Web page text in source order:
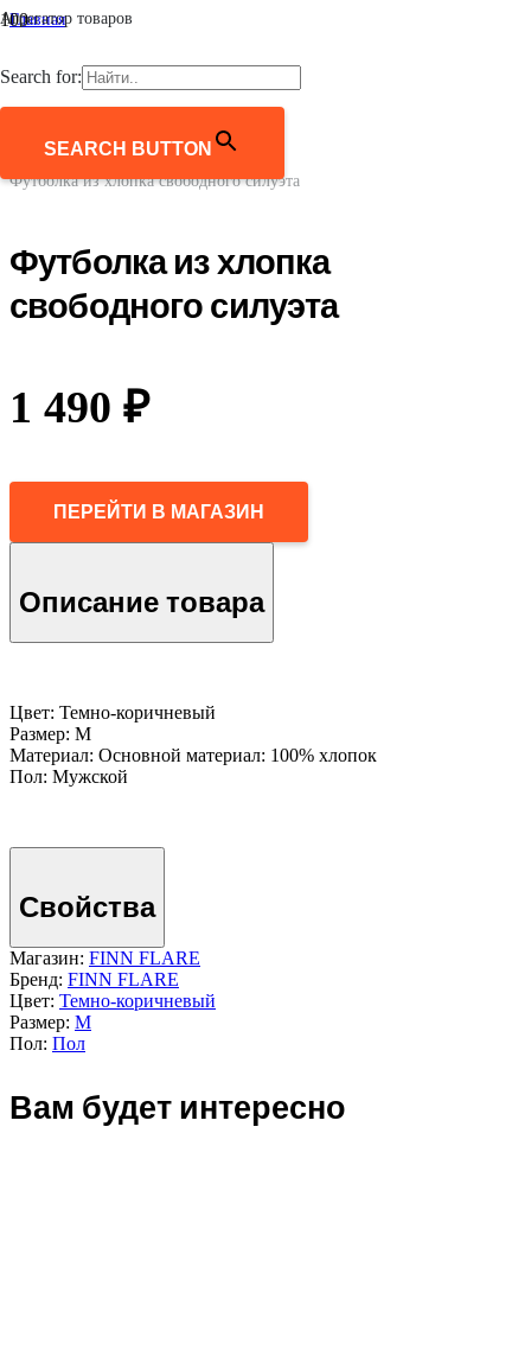
Агрегатор товаров
Search for:
SEARCH BUTTON
Главная
/
Футболки
Футболка из хлопка свободного силуэта
Футболка из хлопка
свободного силуэта
1 490 ₽
ПЕРЕЙТИ В МАГАЗИН
Описание товара
Цвет: Темно-коричневый
Размер: M
Материал: Основной материал: 100% хлопок
Пол: Мужской
Свойства
Магазин: FINN FLARE
Бренд: FINN FLARE
Цвет: Темно-коричневый
Размер: M
Пол: Пол
Вам будет интересно